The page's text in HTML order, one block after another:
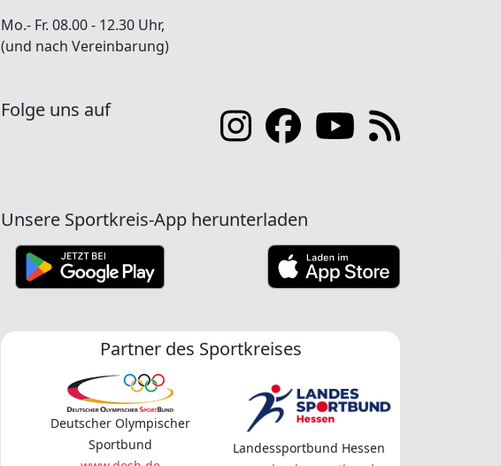
Mo.- Fr. 08.00 - 12.30 Uhr,
(und nach Vereinbarung)
Folge uns auf
Unsere Sportkreis-App herunterladen
Partner des Sportkreises
Deutscher Olympischer
Sportbund
Landessportbund Hessen